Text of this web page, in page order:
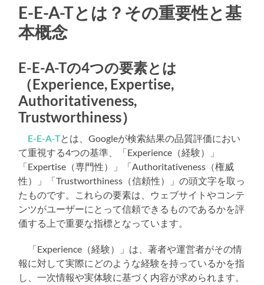
E-E-A-Tとは？その重要性と基
本概念
E-E-A-Tの4つの要素とは
（Experience, Expertise,
Authoritativeness,
Trustworthiness）
E-E-A-Tとは、Googleが検索結果の品質評価におい
て重視する4つの基準、「Experience（経験）」
「Expertise（専門性）」「Authoritativeness（権威
性）」「Trustworthiness（信頼性）」の頭文字を取っ
たものです。これらの要素は、ウェブサイトやコンテ
ンツがユーザーにとって信頼できるものであるかを評
価する上で重要な指標となっています。
「Experience（経験）」は、著者や運営者がその情
報に対して実際にどのような経験を持っているかを指
し、一次情報や実体験に基づく内容が求められます。